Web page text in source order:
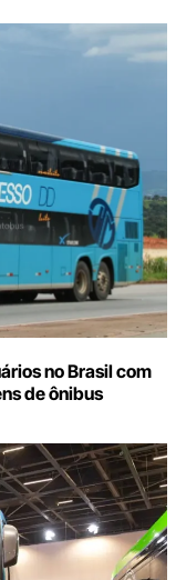
no Brasil com
de ônibus